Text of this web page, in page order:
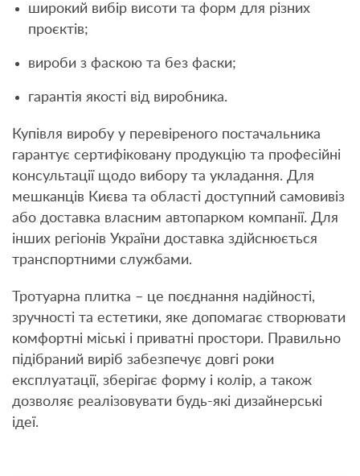
широкий вибір висоти та форм для різних
проєктів;
вироби з фаскою та без фаски;
гарантія якості від виробника.
Купівля виробу у перевіреного постачальника
гарантує сертифіковану продукцію та професійні
консультації щодо вибору та укладання. Для
мешканців Києва та області доступний самовивіз
або доставка власним автопарком компанії. Для
інших регіонів України доставка здійснюється
транспортними службами.
Тротуарна плитка – це поєднання надійності,
зручності та естетики, яке допомагає створювати
комфортні міські і приватні простори. Правильно
підібраний виріб забезпечує довгі роки
експлуатації, зберігає форму і колір, а також
дозволяє реалізовувати будь-які дизайнерські
ідеї.